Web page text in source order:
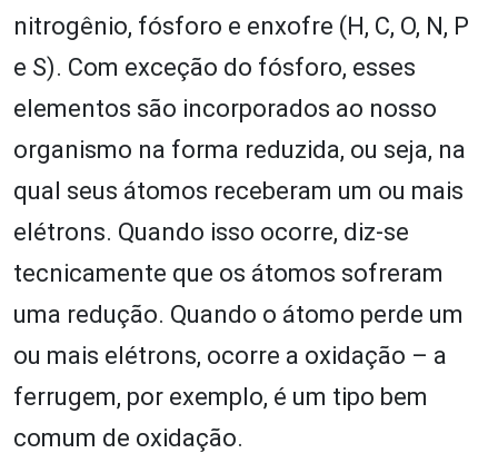
nitrogênio, fósforo e enxofre (H, C, O, N, P
e S). Com exceção do fósforo, esses
elementos são incorporados ao nosso
organismo na forma reduzida, ou seja, na
qual seus átomos receberam um ou mais
elétrons. Quando isso ocorre, diz-se
tecnicamente que os átomos sofreram
uma redução. Quando o átomo perde um
ou mais elétrons, ocorre a oxidação – a
ferrugem, por exemplo, é um tipo bem
comum de oxidação.